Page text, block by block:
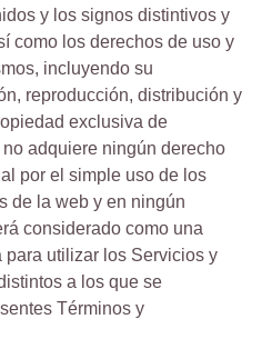
y los signos distintivos y
como los derechos de uso y
incluyendo su
reproducción, distribución y
exclusiva de
adquiere ningún derecho
por el simple uso de los
de la web y en ningún
considerado como una
utilizar los Servicios y
a los que se
Términos y